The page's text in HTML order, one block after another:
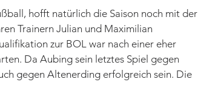
hofft natürlich die Saison noch mit der
Trainern Julian und Maximilian
zur BOL war nach einer eher
Da Aubing sein letztes Spiel gegen
gegen Altenerding erfolgreich sein. Die